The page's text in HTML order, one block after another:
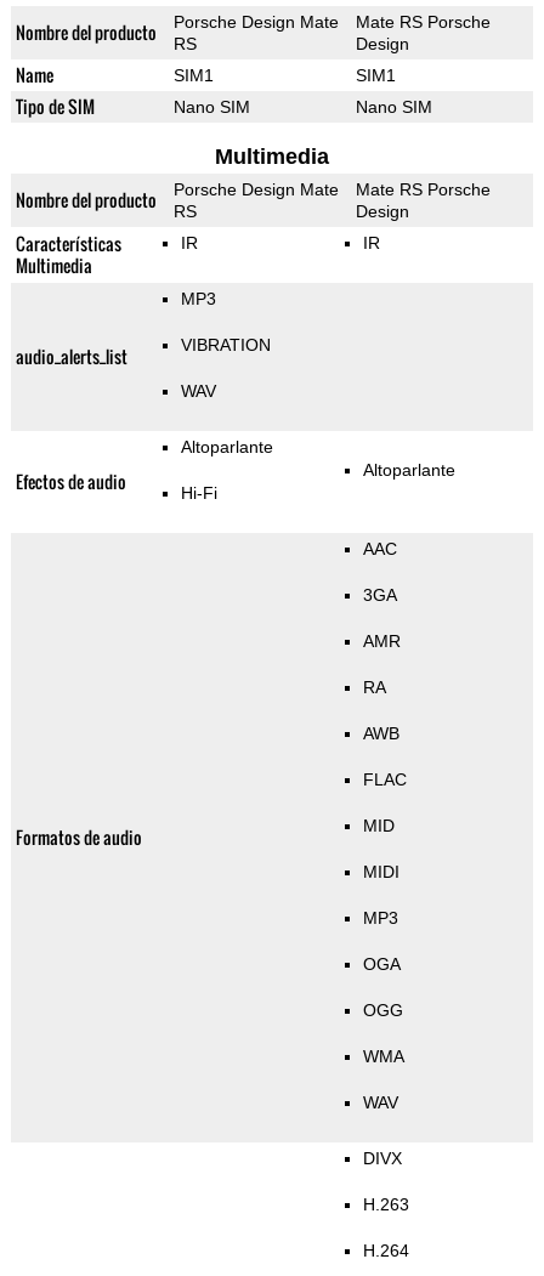
Nombre del producto
Porsche Design Mate
RS
Mate RS Porsche
Design
Name SIM1 SIM1
Tipo de SIM Nano SIM Nano SIM
Multimedia
Nombre del producto
Porsche Design Mate
RS
Mate RS Porsche
Design
Características
Multimedia
IR IR
audio_alerts_list
MP3
VIBRATION
WAV
Efectos de audio
Altoparlante
Hi-Fi
Altoparlante
Formatos de audio
AAC
3GA
AMR
RA
AWB
FLAC
MID
MIDI
MP3
OGA
OGG
WMA
WAV
DIVX
H.263
H.264